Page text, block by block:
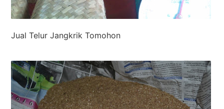
Jual Telur Jangkrik Tomohon